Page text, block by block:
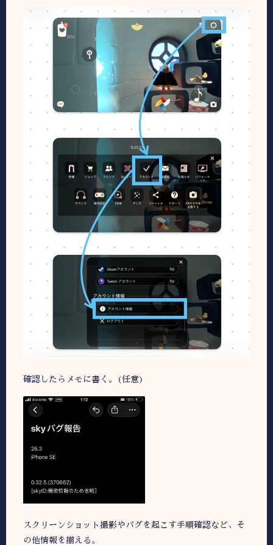
確認したらメモに書く。(任意)
スクリーンショット撮影やバグを起こす手順確認など、そ
の他情報を揃える。